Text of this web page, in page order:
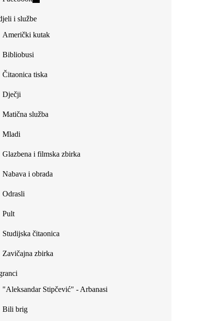
external)
external)
i službe
Američki kutak
Bibliobusi
Čitaonica tiska
Dječji
Matična služba
Mladi
Glazbena i filmska zbirka
Nabava i obrada
Odrasli
Pult
Studijska čitaonica
Zavičajna zbirka
"Aleksandar Stipčević" - Arbanasi
Bili brig